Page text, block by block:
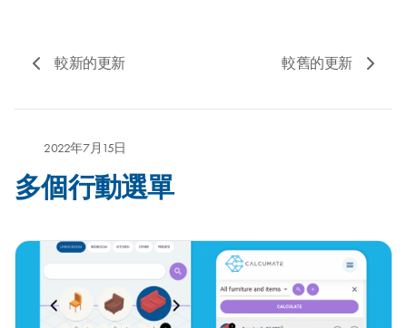
較新的更新 較舊的更新
2022年7月15日
多個行動選單